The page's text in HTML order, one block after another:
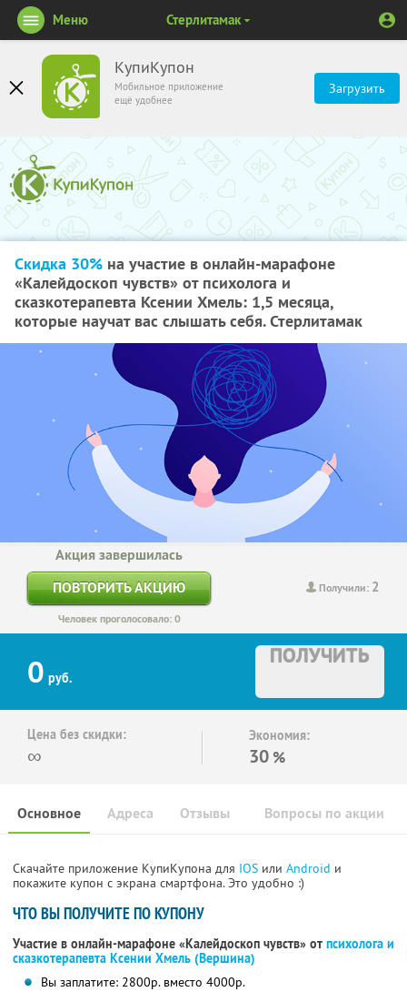
КупиКупон
Мобильное приложение
ещё удобнее
Загрузить
Меню Стерлитамак
Скидка 30% на участие в онлайн-марафоне
«Калейдоскоп чувств» от психолога и
сказкотерапевта Ксении Хмель: 1,5 месяца,
которые научат вас слышать себя. Стерлитамак
Получили: 2
Акция завершилась
ПОВТОРИТЬ АКЦИЮ
Человек проголосовало: 0
0 руб.
ПОЛУЧИТЬ
Цена без скидки:
∞
Экономия:
30 %
Основное Отзывы Вопросы по акции
Адреса
Скачайте приложение КупиКупона для IOS или Android и
покажите купон с экрана смартфона. Это удобно :)
ЧТО ВЫ ПОЛУЧИТЕ ПО КУПОНУ
Участие в онлайн-марафоне «Калейдоскоп чувств» от психолога и
сказкотерапевта Ксении Хмель (Вершина)
Вы заплатите: 2800р. вместо 4000р.